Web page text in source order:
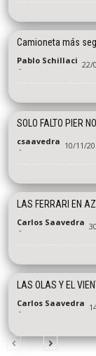
Camioneta más
Pablo Schillaci
- 22/
SOLO FALTO PIER
csaavedra
- 10/11/
LAS FERRARI EN
Carlos Saavedra
-
LAS OLAS Y EL
Carlos Saavedra
-